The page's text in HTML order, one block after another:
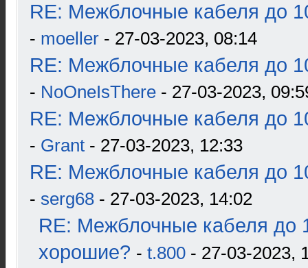
RE: Межблочные кабеля до
- moeller - 27-03-2023, 08:14
RE: Межблочные кабеля до
- NoOneIsThere - 27-03-2023,
RE: Межблочные кабеля до
- Grant - 27-03-2023, 12:33
RE: Межблочные кабеля до
- serg68 - 27-03-2023, 14:02
RE: Межблочные кабеля до
хорошие? - t.800 - 27-03-2023,